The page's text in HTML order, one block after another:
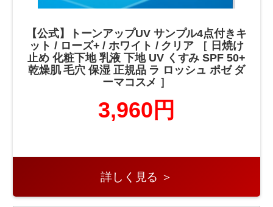
【公式】トーンアップUV サンプル4点付きキ
ット / ローズ+ / ホワイト / クリア ［ 日焼け
止め 化粧下地 乳液 下地 UV くすみ SPF 50+
乾燥肌 毛穴 保湿 正規品 ラ ロッシュ ポゼ ダ
ーマコスメ ］
3,960円
詳しく見る ＞